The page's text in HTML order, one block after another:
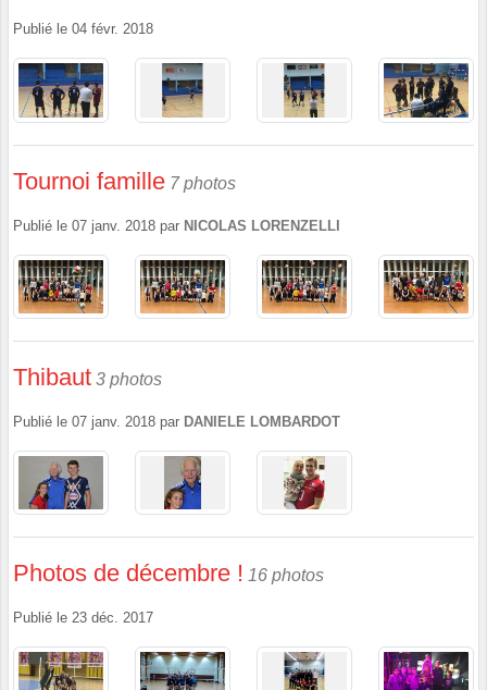
Publié le 04 févr. 2018
Tournoi famille 7 photos
Publié le 07 janv. 2018 par NICOLAS LORENZELLI
Thibaut 3 photos
Publié le 07 janv. 2018 par DANIELE LOMBARDOT
Photos de décembre ! 16 photos
Publié le 23 déc. 2017